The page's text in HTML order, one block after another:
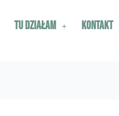
Tu działam Kontakt